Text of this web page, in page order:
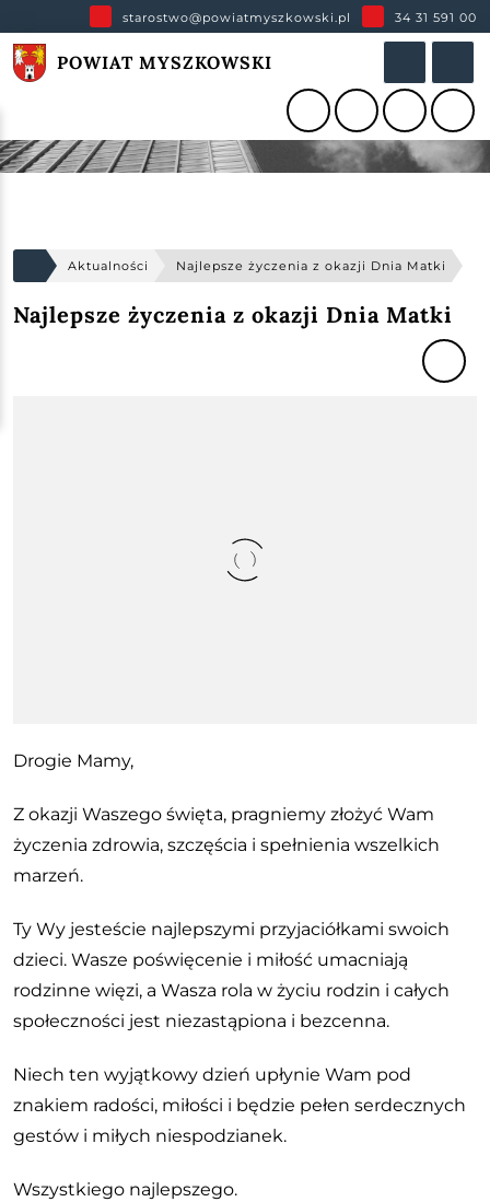
starostwo@powiatmyszkowski.pl 34 31 591 00
POWIAT MYSZKOWSKI
Aktualności Najlepsze życzenia z okazji Dnia Matki
Najlepsze życzenia z okazji Dnia Matki
Drogie Mamy,
Z okazji Waszego święta, pragniemy złożyć Wam
życzenia zdrowia, szczęścia i spełnienia wszelkich
marzeń.
Ty Wy jesteście najlepszymi przyjaciółkami swoich
dzieci. Wasze poświęcenie i miłość umacniają
rodzinne więzi, a Wasza rola w życiu rodzin i całych
społeczności jest niezastąpiona i bezcenna.
Niech ten wyjątkowy dzień upłynie Wam pod
znakiem radości, miłości i będzie pełen serdecznych
gestów i miłych niespodzianek.
Wszystkiego najlepszego.